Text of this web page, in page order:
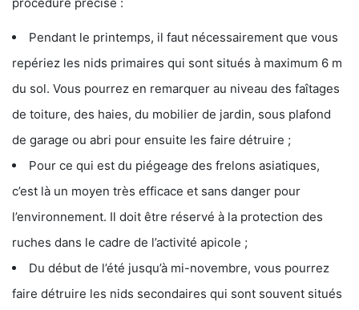
Pendant le printemps, il faut nécessairement que vous
repériez les nids primaires qui sont situés à maximum 6 m
du sol. Vous pourrez en remarquer au niveau des faîtages
de toiture, des haies, du mobilier de jardin, sous plafond
de garage ou abri pour ensuite les faire détruire ;
Pour ce qui est du piégeage des frelons asiatiques,
c’est là un moyen très efficace et sans danger pour
l’environnement. Il doit être réservé à la protection des
ruches dans le cadre de l’activité apicole ;
Du début de l’été jusqu’à mi-novembre, vous pourrez
faire détruire les nids secondaires qui sont souvent situés